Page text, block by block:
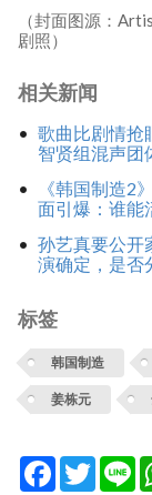
（封面图源：
剧照）
相关新闻
歌曲比剧情抢
智贤组混声团
《韩国制造2
面引爆：谁能
孙艺真要公开
演确定，是否
标签
韩国制造
姜栋元
Facebook
Twitter